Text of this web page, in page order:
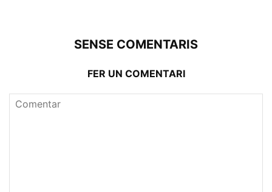
SENSE COMENTARIS
FER UN COMENTARI